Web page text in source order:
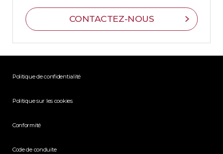
CONTACTEZ-NOUS
Politique de confidentialité
Politique sur les cookies
Conformité
Code de conduite